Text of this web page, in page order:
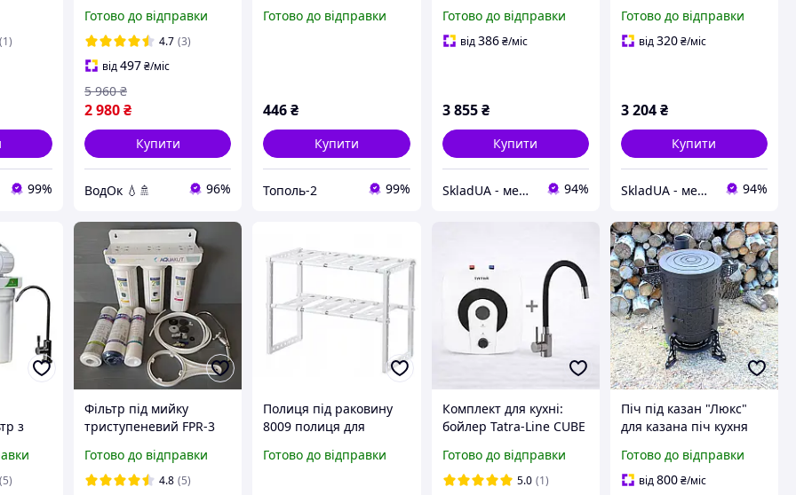
в
(1)
99%
комплекті Мийка
сталева для кухні 50 см
врізна
Готово до відправки
4.7 (3)
від497₴/міс
2 980₴
5 960 ₴
Купити
ВодОк 💧🚿 96%
пістолета, насоса та
Готово до відправки
446₴
Купити
Тополь-2 99%
Handmade H4843B
Brushed Black PVD
Готово до відправки
від386 ₴/міс
3 855 ₴
Купити
SkladUA - мережа магазинів сантехніки та побутової техніки 94%
Handmade H4843
Brushed Steel 3,0/1,0
Готово до відправки
від320₴/міс
3 204₴
Купити
SkladUA - мережа магазинів сантехніки та побутової техніки 94%
з
для
води
(5)
Фільтр під мийку
триступеневий FPR-3
Готово до відправки
4.8 (5)
Полиця під раковину
8009 полиця для
buzyna
Готово до відправки
Комплект для кухні:
бойлер Tatra-Line CUBE
змішувач Britc з
гнучким виливом
Готово до відправки
5.0 (1)
Піч під казан "Люкс"
для казана піч кухня
барбекю
Готово до відправки
від800₴/міс